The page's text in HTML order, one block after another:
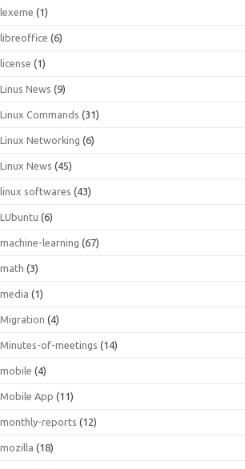
lexeme (1)
libreoffice (6)
license (1)
Linus News (9)
Linux Commands (31)
Linux Networking (6)
Linux News (45)
linux softwares (43)
LUbuntu (6)
machine-learning (67)
math (3)
media (1)
Migration (4)
Minutes-of-meetings (14)
mobile (4)
Mobile App (11)
monthly-reports (12)
mozilla (18)